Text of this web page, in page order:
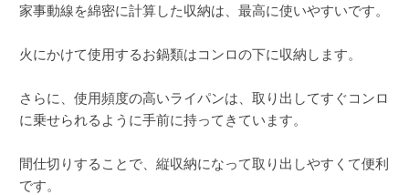
家事動線を綿密に計算した収納は、最高に使いやすいです。
火にかけて使用するお鍋類はコンロの下に収納します。
さらに、使用頻度の高いライパンは、取り出してすぐコンロ
に乗せられるように手前に持ってきています。
間仕切りすることで、縦収納になって取り出しやすくて便利
です。